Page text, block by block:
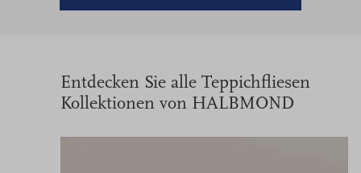
Entdecken Sie alle Teppichfliesen
Kollektionen von HALBMOND